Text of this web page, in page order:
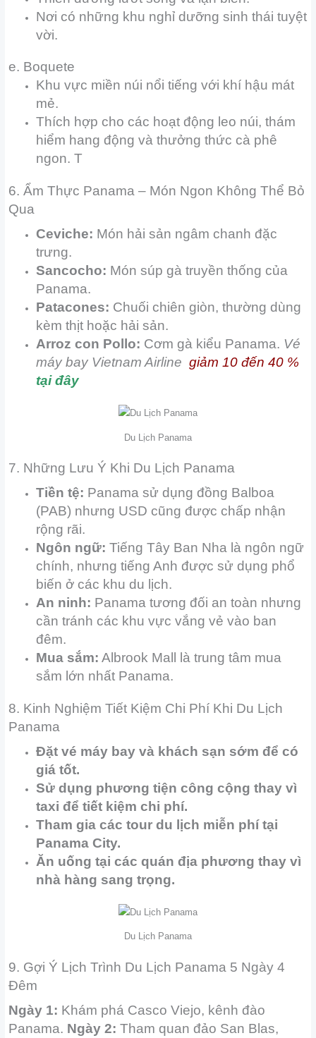
Nơi có những khu nghỉ dưỡng sinh thái tuyệt
vời.
e. Boquete
Khu vực miền núi nổi tiếng với khí hậu mát
mẻ.
Thích hợp cho các hoạt động leo núi, thám
hiểm hang động và thưởng thức cà phê
ngon. T
6. Ẩm Thực Panama – Món Ngon Không Thể Bỏ
Qua
Ceviche: Món hải sản ngâm chanh đặc
trưng.
Sancocho: Món súp gà truyền thống của
Panama.
Patacones: Chuối chiên giòn, thường dùng
kèm thịt hoặc hải sản.
Arroz con Pollo: Cơm gà kiểu Panama. Vé
máy bay Vietnam Airline giảm 10 đến 40 %
tại đây
Du Lịch Panama
7. Những Lưu Ý Khi Du Lịch Panama
Tiền tệ: Panama sử dụng đồng Balboa
(PAB) nhưng USD cũng được chấp nhận
rộng rãi.
Ngôn ngữ: Tiếng Tây Ban Nha là ngôn ngữ
chính, nhưng tiếng Anh được sử dụng phổ
biến ở các khu du lịch.
An ninh: Panama tương đối an toàn nhưng
cần tránh các khu vực vắng vẻ vào ban
đêm.
Mua sắm: Albrook Mall là trung tâm mua
sắm lớn nhất Panama.
8. Kinh Nghiệm Tiết Kiệm Chi Phí Khi Du Lịch
Panama
Đặt vé máy bay và khách sạn sớm để có
giá tốt.
Sử dụng phương tiện công cộng thay vì
taxi để tiết kiệm chi phí.
Tham gia các tour du lịch miễn phí tại
Panama City.
Ăn uống tại các quán địa phương thay vì
nhà hàng sang trọng.
Du Lịch Panama
9. Gợi Ý Lịch Trình Du Lịch Panama 5 Ngày 4
Đêm
Ngày 1: Khám phá Casco Viejo, kênh đào
Panama. Ngày 2: Tham quan đảo San Blas,